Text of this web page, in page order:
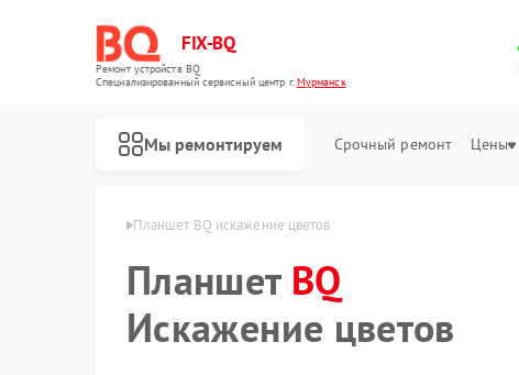
FIX-BQ
Ремонт устройств BQ
Специализированный cервисный центр г.Мурманск
Мы ремонтируем Срочный ремонт Цены
Планшет BQ искажение цветов
Планшет BQ
Искажение цветов